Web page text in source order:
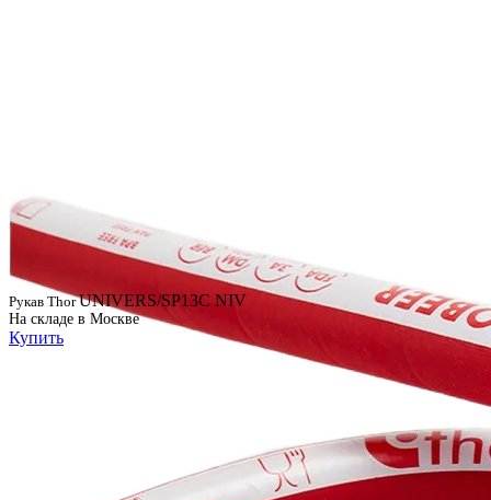
Рукав ThorUNIVERS/SP13C NIV
На складе в Москве
Купить